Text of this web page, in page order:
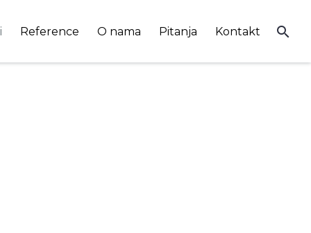
Reference O nama Pitanja Kontakt search